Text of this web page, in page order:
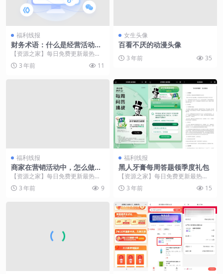
福利线报
财务术语：什么是经营活动现
金净流量？
【资源之家】每日免费更新最热门
的副业项目资源 现金流量是现代理
财学中的一个重要概...
3 年前 11
女生头像
百看不厌的动漫头像
3 年前 35
福利线报
商家在营销活动中，怎么做好
活动预热和流量蓄积，这才是
技术含量
【资源之家】每日免费更新最热门
的副业项目资源 简单来说，活动预
热是在较长时间内有...
3 年前 9
福利线报
黑人牙膏每周答题领季度礼包
【资源之家】每日免费更新最热门
的副业项目资源 微信打开地址->每
周1一道题...
3 年前 15